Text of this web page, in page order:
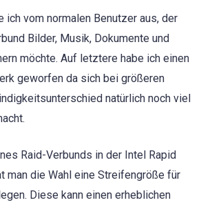
ich vom normalen Benutzer aus, der
Bilder, Musik, Dokumente und
möchte. Auf letztere habe ich einen
geworfen da sich bei größeren
natürlich noch viel
Raid-Verbunds in der Intel Rapid
man die Wahl eine Streifengröße für
Diese kann einen erheblichen